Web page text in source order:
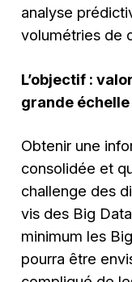
analyse
volumétries de
L’objectif :
grande échelle
Obtenir une
consolidée et
challenge des
vis des Big
minimum les
pourra être